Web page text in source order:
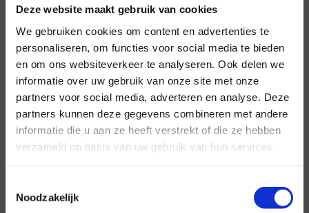
Deze website maakt gebruik van cookies
We gebruiken cookies om content en advertenties te
personaliseren, om functies voor social media te bieden
en om ons websiteverkeer te analyseren. Ook delen we
informatie over uw gebruik van onze site met onze
partners voor social media, adverteren en analyse. Deze
partners kunnen deze gegevens combineren met andere
informatie die u aan ze heeft verstrekt of die ze hebben
verzameld op basis van uw gebruik van hun services.
Noodzakelijk
Voor al uw evenementen en
partijen
Hansen Evenementen is uw partner voor
evenementen van groot tot klein.